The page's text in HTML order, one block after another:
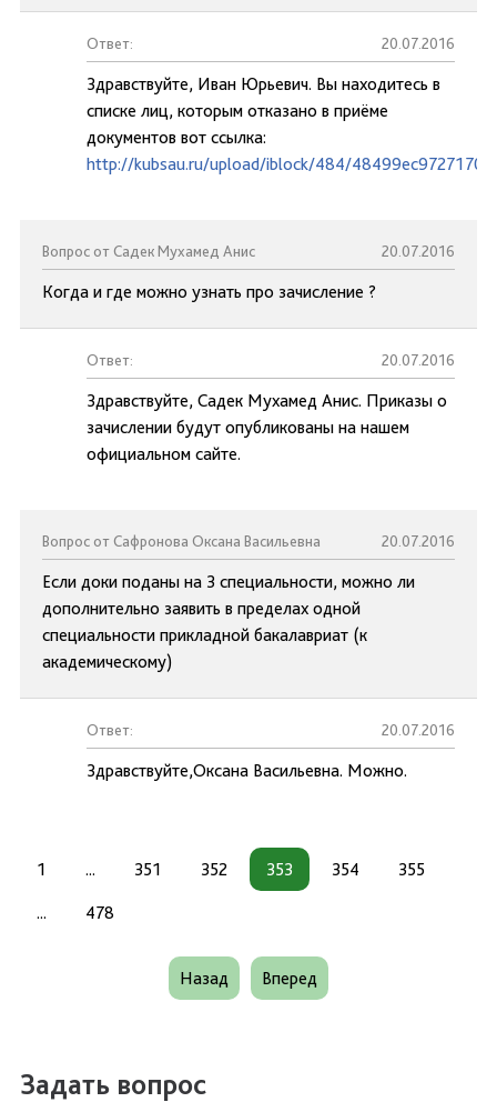
Ответ: 20.07.2016
Здравствуйте, Иван Юрьевич. Вы находитесь в
списке лиц, которым отказано в приёме
документов вот ссылка:
http://kubsau.ru/upload/iblock/484/
Вопрос от Садек Мухамед Анис 20.07.2016
Когда и где можно узнать про зачисление ?
Ответ: 20.07.2016
Здравствуйте, Садек Мухамед Анис. Приказы о
зачислении будут опубликованы на нашем
официальном сайте.
Вопрос от Сафронова Оксана Васильевна 20.07.2016
Если доки поданы на 3 специальности, можно ли
дополнительно заявить в пределах одной
специальности прикладной бакалавриат (к
академическому)
Ответ: 20.07.2016
Здравствуйте,Оксана Васильевна. Можно.
1 ... 351 352 353 354 355
... 478
Назад Вперед
Задать вопрос